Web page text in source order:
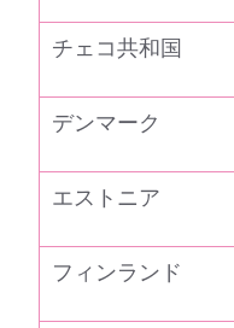
チェコ共和国
デンマーク
エストニア
フィンランド